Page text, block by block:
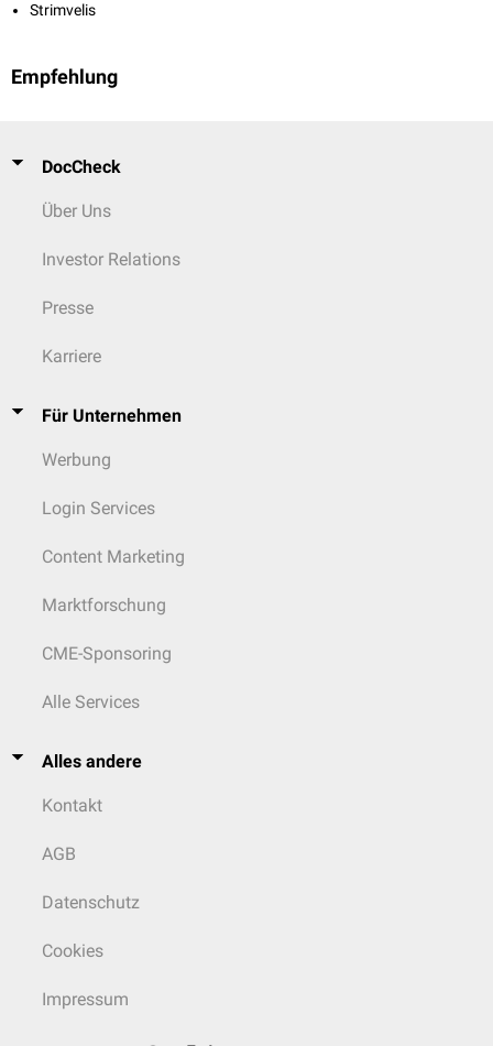
Strimvelis
Empfehlung
DocCheck
Über Uns
Investor Relations
Presse
Karriere
Für Unternehmen
Werbung
Login Services
Content Marketing
Marktforschung
CME-Sponsoring
Alle Services
Alles andere
Kontakt
AGB
Datenschutz
Cookies
Impressum